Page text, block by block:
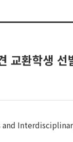
교환학생
and